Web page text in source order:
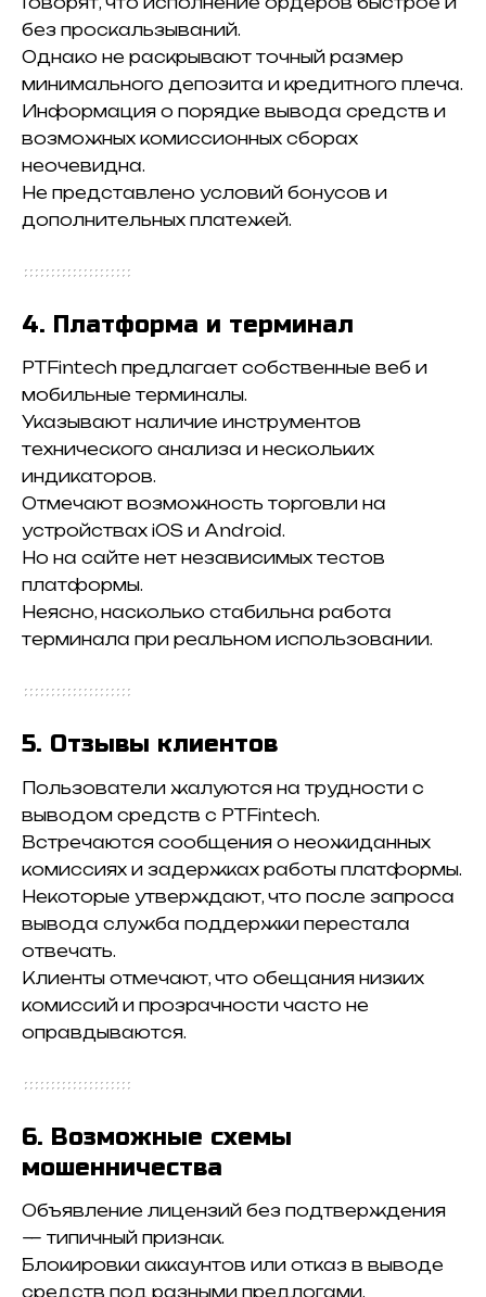
без проскальзываний.
Однако не раскрывают точный размер
минимального депозита и кредитного плеча.
Информация о порядке вывода средств и
возможных комиссионных сборах
неочевидна.
Не представлено условий бонусов и
дополнительных платежей.
4. Платформа и терминал
PTFintech предлагает собственные веб и
мобильные терминалы.
Указывают наличие инструментов
технического анализа и нескольких
индикаторов.
Отмечают возможность торговли на
устройствах iOS и Android.
Но на сайте нет независимых тестов
платформы.
Неясно, насколько стабильна работа
терминала при реальном использовании.
5. Отзывы клиентов
Пользователи жалуются на трудности с
выводом средств с PTFintech.
Встречаются сообщения о неожиданных
комиссиях и задержках работы платформы.
Некоторые утверждают, что после запроса
вывода служба поддержки перестала
отвечать.
Клиенты отмечают, что обещания низких
комиссий и прозрачности часто не
оправдываются.
6. Возможные схемы
мошенничества
Объявление лицензий без подтверждения
— типичный признак.
Блокировки аккаунтов или отказ в выводе
средств под разными предлогами.